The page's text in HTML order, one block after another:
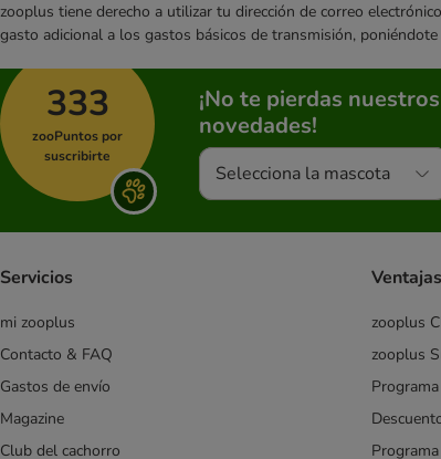
zooplus tiene derecho a utilizar tu dirección de correo
gasto adicional a los gastos básicos de transmisión,
333
zooPuntos por
suscribirte
¡No te pierdas
novedades!
Selecciona la mascota
Servicios
mi zooplus
Contacto & FAQ
Gastos de envío
Magazine
Club del cachorro
Ventajas
zooplus
zooplus